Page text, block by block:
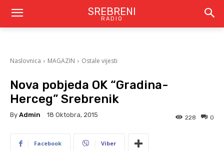
SREBRENI
RADIO
Naslovnica MAGAZIN Ostale vijesti
Nova pobjeda OK “Gradina-
Herceg” Srebrenik
By Admin 18 Oktobra, 2015 0
228
Facebook Viber